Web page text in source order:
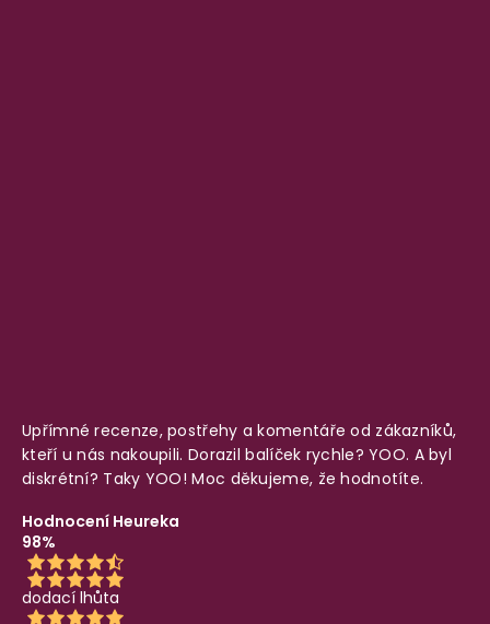
Upřímné recenze, postřehy a komentáře od zákazníků,
kteří u nás nakoupili. Dorazil balíček rychle? YOO. A byl
diskrétní? Taky YOO! Moc děkujeme, že hodnotíte.
Hodnocení Heureka
98%
dodací lhůta